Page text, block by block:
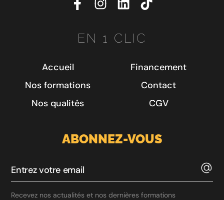
EN 1 CLIC
Accueil
Nos formations
Nos qualités
Financement
Contact
CGV
ABONNEZ-VOUS
Recevez nos actualités et nos dernières formations